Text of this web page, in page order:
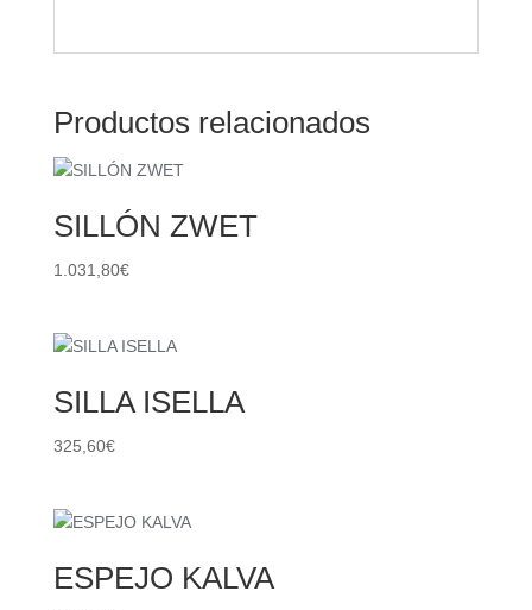
Productos relacionados
SILLÓN ZWET
1.031,80€
SILLA ISELLA
325,60€
ESPEJO KALVA